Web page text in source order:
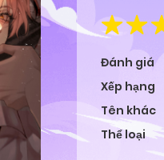
Đánh giá
Xếp hạng
Tên khác
Thể loại